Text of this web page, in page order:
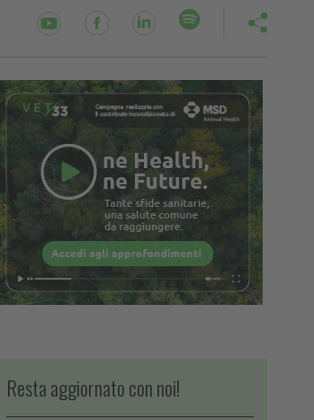
Resta aggiornato con noi!